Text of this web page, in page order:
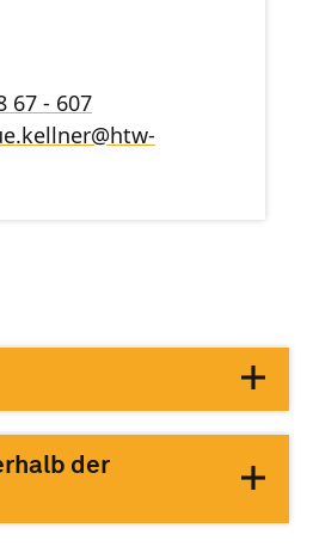
67 - 607
@htw-
der